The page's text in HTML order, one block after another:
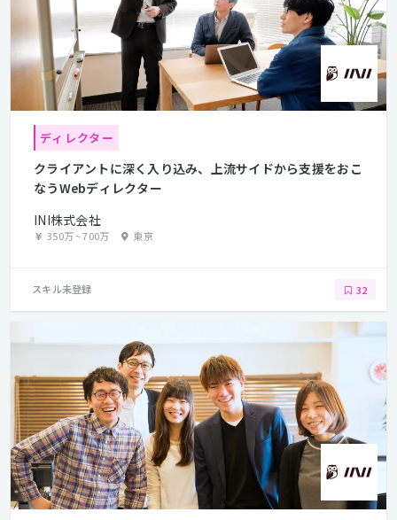
私たち自身が、経営理念にある「やさしく、つよい会社」とな
り、その結果、ステークホルダーと「自律した関係」であること
を目指しています。 「自律」とは「自由」と「規律」のバランス
が取れている状態です。 自律している会社は、社会性を持ち、自
身の規律であるミッションを選択し、他者の影響に左右されるこ
となく自由を獲得して立っている会社だと考えています。 「やさ
あることを実現する。 これが私たちのビジョン、つまり、経営理
ディレクター
クライアントに深く入り込み、上流サイドから支援をおこ
なうWebディレクター
INI株式会社
350万~700万 東京
スキル未登録 32